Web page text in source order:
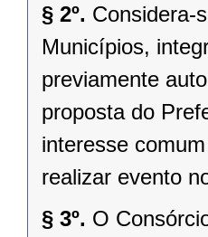
§ 2º. Considera-
Municípios,
previamente
proposta do
interesse
realizar evento
§ 3º. O